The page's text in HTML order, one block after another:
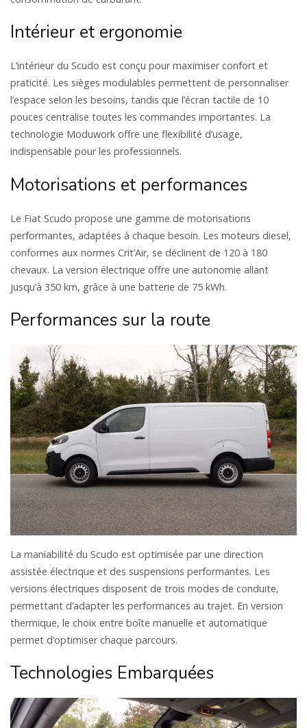
Intérieur et ergonomie
L’intérieur du Scudo est conçu pour maximiser confort et
praticité. Les sièges modulables permettent de personnaliser
l’espace selon les besoins, tandis que l’écran tactile de 10
pouces centralise toutes les commandes importantes. La
technologie Moduwork offre une flexibilité d’usage,
indispensable pour les professionnels.
Motorisations et performances
Le Fiat Scudo propose une gamme de motorisations
performantes, adaptées à chaque besoin. Les moteurs diesel,
conformes aux normes Crit’Air, se déclinent de 120 à 180
chevaux. La version électrique offre une autonomie allant
jusqu’à 350 km, grâce à une batterie de 75 kWh.
Performances sur la route
La maniabilité du Scudo est optimisée par une direction
assistée électrique et des suspensions performantes. Les
versions électriques disposent de trois modes de conduite,
permettant d’adapter les performances au trajet. En version
thermique, le choix entre boîte manuelle et automatique
permet d’optimiser chaque parcours.
Technologies Embarquées